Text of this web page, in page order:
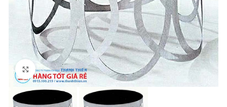
Click to enlarge